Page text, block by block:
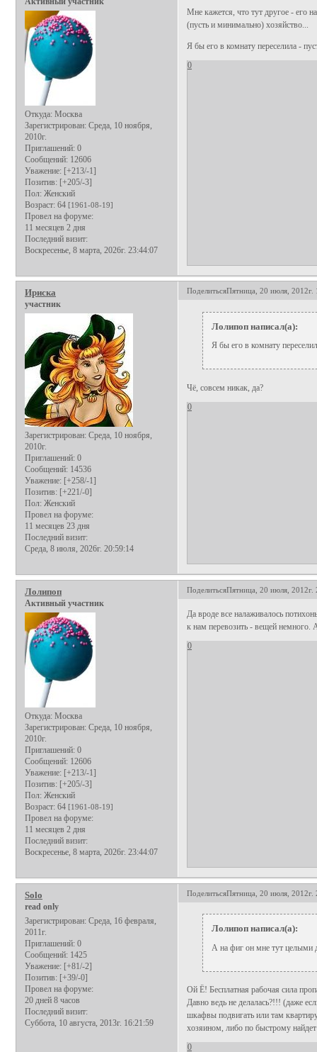
Откуда: Москва
Зарегистрирован: Среда, 10 ноября,
2010г.
Приглашений: 0
Сообщений: 12606
Уважение: [+213/-1]
Позитив: [+205/-3]
Пол: Женский
Возраст: 64 [1961-08-19]
Провел на форуме:
11 месяцев 2 дня
Последний визит:
Воскресенье, 8 марта, 2026г. 23:44:07
Мне кажется, что тут другое - его
(пусть и минимально) хозяйство...
Я бы его в комнату переселила -
0
ПоделитьсяПятница, 20 июля, 2012г.
Ириска
участник
Зарегистрирован: Среда, 10 ноября,
2010г.
Приглашений: 0
Сообщений: 14536
Уважение: [+258/-1]
Позитив: [+221/-0]
Пол: Женский
Провел на форуме:
11 месяцев 23 дня
Последний визит:
Среда, 8 июля, 2026г. 20:59:14
Лолипоп написал(а):
Я бы его в комнату
Чё, совсем никак, да?
0
ПоделитьсяПятница, 20 июля, 2012г.
Лолипоп
Активный участник
Откуда: Москва
Зарегистрирован: Среда, 10 ноября,
2010г.
Приглашений: 0
Сообщений: 12606
Уважение: [+213/-1]
Позитив: [+205/-3]
Пол: Женский
Возраст: 64 [1961-08-19]
Провел на форуме:
11 месяцев 2 дня
Последний визит:
Воскресенье, 8 марта, 2026г. 23:44:07
Да вроде все налаживалось
к нам перевозить - вещей
0
ПоделитьсяПятница, 20 июля, 2012г.
Solo
read only
Зарегистрирован: Среда, 16 февраля,
2011г.
Приглашений: 0
Сообщений: 1425
Уважение: [+81/-2]
Позитив: [+39/-0]
Провел на форуме:
20 дней 8 часов
Последний визит:
Суббота, 10 августа, 2013г. 16:21:59
Лолипоп написал(а):
А на фиг он мне тут целыми
Ой Ё! Бесплатная рабочая сила
Давно ведь не делалась?!!! (даже
шкафвы подвигать или там
хозяином, либо по быстрому найдет
0